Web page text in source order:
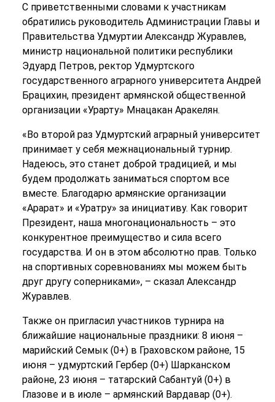
С приветственными словами к участникам
обратились руководитель Администрации Главы и
Правительства Удмуртии Александр Журавлев,
министр национальной политики республики
Эдуард Петров, ректор Удмуртского
государственного аграрного университета Андрей
Брацихин, президент армянской общественной
организации «Урарту» Мнацакан Аракелян.
«Во второй раз Удмуртский аграрный университет
принимает у себя межнациональный турнир.
Надеюсь, это станет доброй традицией, и мы
будем продолжать заниматься спортом все
вместе. Благодарю армянские организации
«Арарат» и «Уратру» за инициативу. Как говорит
Президент, наша многонациональность – это
конкурентное преимущество и сила всего
государства. И он в этом абсолютно прав. Только
на спортивных соревнованиях мы можем быть
друг другу соперниками», – сказал Александр
Журавлев.
Также он пригласил участников турнира на
ближайшие национальные праздники: 8 июня –
марийский Семык (0+) в Граховском районе, 15
июня – удмуртский Гербер (0+) Шарканском
районе, 23 июня – татарский Сабантуй (0+) в
Глазове и в июле – армянский Вардавар (0+).